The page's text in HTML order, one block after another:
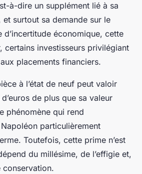
à-dire un supplément lié à sa
surtout sa demande sur le
d’incertitude économique, cette
certains investisseurs privilégiant
placements financiers.
à l’état de neuf peut valoir
de plus que sa valeur
phénomène qui rend
Napoléon particulièrement
Toutefois, cette prime n’est
du millésime, de l’effigie et,
conservation.